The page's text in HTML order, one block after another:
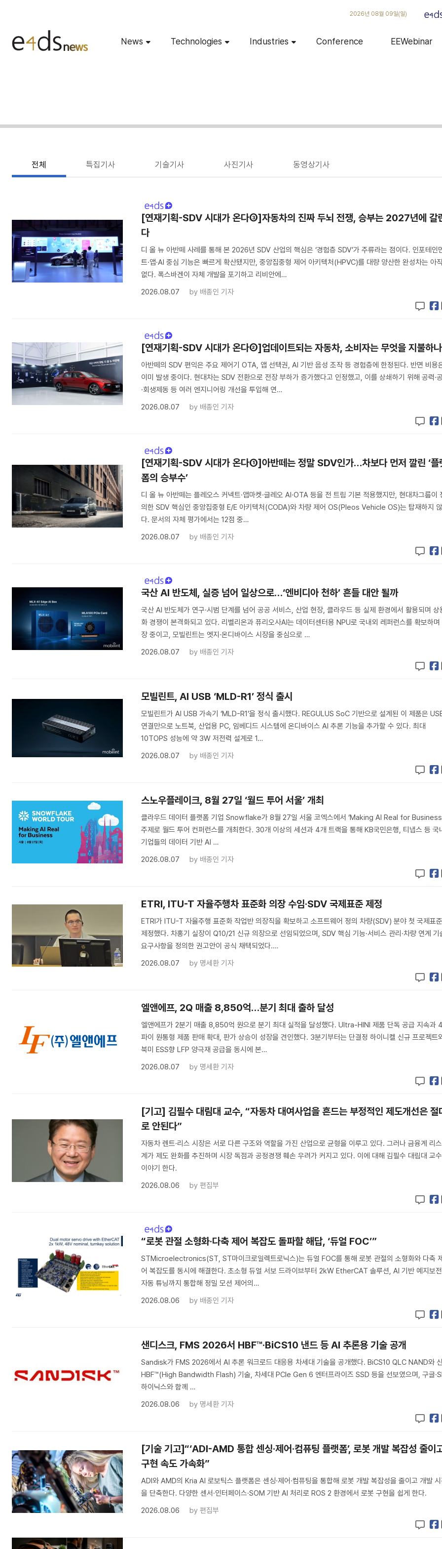
2026년 08월 09일(일)
News Technologies Industries Conference EEWebinar
전체 특집기사 기술기사 사진기사 동영상기사
[연재기획-SDV 시대가 온다③]자동차의 진짜 두뇌 전쟁, 승부는 2027년에 갈
다
디 올 뉴 아반떼 사례를 통해 본 2026년 SDV 산업의 핵심은 ‘경험층 SDV’가 주류라는 점이다. 인포테인
트·앱·AI 중심 기능은 빠르게 확산됐지만, 중앙집중형 제어 아키텍처(HPVC)를 대량 양산한 완성차는 아직
없다. 폭스바겐이 자체 개발을 포기하고 리비안에…
2026.08.07
by 배종인 기자
[연재기획-SDV 시대가 온다②]업데이트되는 자동차, 소비자는 무엇을 지불하나
아반떼의 SDV 편익은 주요 제어기 OTA, 앱 선택권, AI 기반 음성 조작 등 경험층에 한정된다. 반면 비용
이미 발생 중이다. 현대차는 SDV 전환으로 전장 부하가 증가했다고 인정했고, 이를 상쇄하기 위해 공력·
·회생제동 등 여러 엔지니어링 개선을 투입해 연…
2026.08.07
by 배종인 기자
[연재기획-SDV 시대가 온다①]아반떼는 정말 SDV인가…차보다 먼저 깔린 ‘플
폼의 승부수’
디 올 뉴 아반떼는 플레오스 커넥트·앱마켓·글레오 AI·OTA 등을 전 트림 기본 적용했지만, 현대차그룹이
의한 SDV 핵심인 중앙집중형 E/E 아키텍처(CODA)와 차량 제어 OS(Pleos Vehicle OS)는 탑재하지
다. 문서의 자체 평가에서는 12점 중…
2026.08.07
by 배종인 기자
국산 AI 반도체, 실증 넘어 일상으로…‘엔비디아 천하’ 흔들 대안 될까
국산 AI 반도체가 연구·시범 단계를 넘어 공공 서비스, 산업 현장, 클라우드 등 실제 환경에서 활용되며 상
화 경쟁이 본격화되고 있다. 리벨리온과 퓨리오사AI는 데이터센터용 NPU로 국내외 레퍼런스를 확보하며
장 중이고, 모빌린트는 엣지·온디바이스 시장을 중심으로 …
2026.08.07
by 배종인 기자
모빌린트, AI USB ‘MLD-R1’ 정식 출시
모빌린트가 AI USB 가속기 ‘MLD-R1’을 정식 출시했다. REGULUS SoC 기반으로 설계된 이 제품은
연결만으로 노트북, 산업용 PC, 임베디드 시스템에 온디바이스 AI 추론 기능을 추가할 수 있다. 최대
10TOPS 성능에 약 3W 저전력 설계로 1…
2026.08.07
by 배종인 기자
스노우플레이크, 8월 27일 ‘월드 투어 서울’ 개최
클라우드 데이터 플랫폼 기업 Snowflake가 8월 27일 서울 코엑스에서 ‘Making AI Real for
주제로 월드 투어 컨퍼런스를 개최한다. 30개 이상의 세션과 4개 트랙을 통해 KB국민은행, 티냅스 등 국
기업들의 데이터 기반 AI …
2026.08.07
by 배종인 기자
ETRI, ITU-T 자율주행차 표준화 의장 수임·SDV 국제표준 제정
ETRI가 ITU-T 자율주행 표준화 작업반 의장직을 확보하고 소프트웨어 정의 차량(SDV) 분야 첫 국제표
제정했다. 차홍기 실장이 Q10/21 신규 의장으로 선임되었으며, SDV 핵심 기능·서비스 관리·차량 연계 기
요구사항을 정의한 권고안이 공식 채택되었다.…
2026.08.07
by 명세환 기자
엘앤에프, 2Q 매출 8,850억…분기 최대 출하 달성
엘앤에프가 2분기 매출 8,850억 원으로 분기 최대 실적을 달성했다. Ultra-HINI 제품 단독 공급 지속과
파이 원통형 제품 판매 확대, 판가 상승이 성장을 견인했다. 3분기부터는 단결정 하이니켈 신규 프로젝트
북미 ESS향 LFP 양극재 공급을 동시에 본…
2026.08.07
by 명세환 기자
[기고] 김필수 대림대 교수, “자동차 대여사업을 흔드는 부정적인 제도개선은 절
로 안된다”
자동차 렌트·리스 시장은 서로 다른 구조와 역할을 가진 산업으로 균형을 이루고 있다. 그러나 금융계 리
계가 제도 완화를 추진하며 시장 독점과 공정경쟁 훼손 우려가 커지고 있다. 이에 대해 김필수 대림대 교
이야기 한다.
2026.08.06
by편집부
“로봇 관절 소형화·다축 제어 복잡도 돌파할 해답, ‘듀얼 FOC’”
STMicroelectronics(ST, ST마이크로일렉트로닉스)는 듀얼 FOC를 통해 로봇 관절의 소형화와 다축 제
어 복잡도를 동시에 해결한다. 초소형 듀얼 서보 드라이브부터 2kW EtherCAT 솔루션, AI 기반 예지보
자동 튜닝까지 통합해 정밀 모션 제어의…
2026.08.06
by 배종인 기자
샌디스크, FMS 2026서 HBF™·BiCS10 낸드 등 AI 추론용 기술 공개
Sandisk가 FMS 2026에서 AI 추론 워크로드 대응용 차세대 기술을 공개했다. BiCS10 QLC NAND와
HBF™(High Bandwidth Flash) 기술, 차세대 PCIe Gen 6 엔터프라이즈 SSD 등을 선보였으며, 구글
하이닉스와 함께 …
2026.08.06
by 명세환 기자
[기술 기고]“‘ADI-AMD 통합 센싱·제어·컴퓨팅 플랫폼’, 로봇 개발 복잡성 줄이
구현 속도 가속화”
ADI와 AMD의 Kria AI 로보틱스 플랫폼은 센싱·제어·컴퓨팅을 통합해 로봇 개발 복잡성을 줄이고 개발
을 단축한다. 다양한 센서·인터페이스·SOM 기반 AI 처리로 ROS 2 환경에서 로봇 구현을 쉽게 한다.
2026.08.06
by편집부